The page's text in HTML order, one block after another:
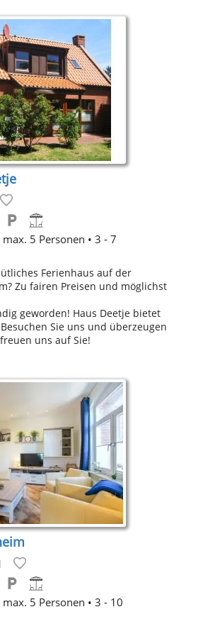
max. 5 Personen • 3 - 7
Ferienhaus auf der
Zu fairen Preisen und möglichst
geworden! Haus Deetje bietet
Sie uns und überzeugen
uns auf Sie!
max. 5 Personen • 3 - 10